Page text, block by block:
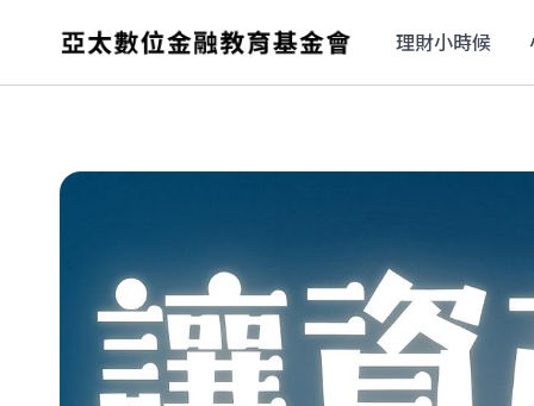
理財小時候